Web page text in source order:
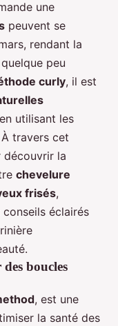
une
peuvent se
rendant la
peu
curly, il est
utilisant les
travers cet
découvrir la
chevelure
frisés,
conseils éclairés
boucles
, est une
la santé des